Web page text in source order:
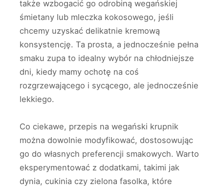
także wzbogacić go odrobiną wegańskiej
śmietany lub mleczka kokosowego, jeśli
chcemy uzyskać delikatnie kremową
konsystencję. Ta prosta, a jednocześnie pełna
smaku zupa to idealny wybór na chłodniejsze
dni, kiedy mamy ochotę na coś
rozgrzewającego i sycącego, ale jednocześnie
lekkiego.
Co ciekawe, przepis na wegański krupnik
można dowolnie modyfikować, dostosowując
go do własnych preferencji smakowych. Warto
eksperymentować z dodatkami, takimi jak
dynia, cukinia czy zielona fasolka, które